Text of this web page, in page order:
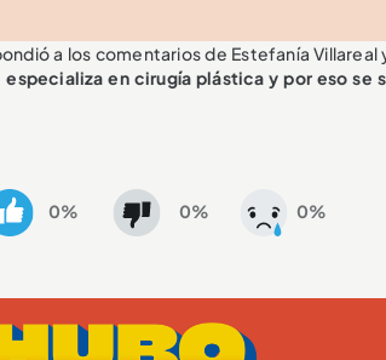
a los comentarios de Estefanía
especializa en cirugía plástica y por eso se
0% 0% 0%